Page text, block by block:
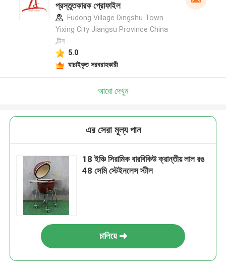
প্রস্তুতকারক প্রোফাইল
Fudong Village Dingshu Town
Yixing City Jiangsu Province China
,চীন
5.0
যাচাইকৃত সরবরাহকারী
আরো দেখুন
এর সেরা মূল্য পান
18 ইঞ্চি সিরামিক বারবিকিউ ক্রান্তীয় লাল রঙ
48 সেমি স্টেইনলেস স্টীল
চালিয়ে